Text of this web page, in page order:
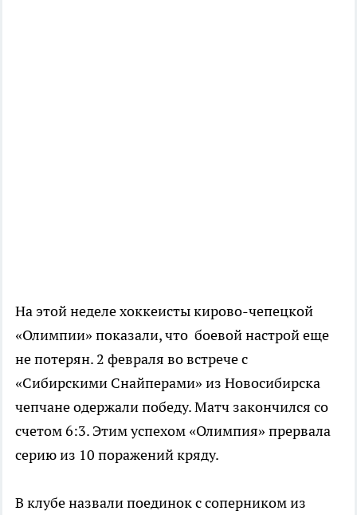
На этой неделе хоккеисты кирово-чепецкой
«Олимпии» показали, что боевой настрой еще
не потерян. 2 февраля во встрече с
«Сибирскими Снайперами» из Новосибирска
чепчане одержали победу. Матч закончился со
счетом 6:3. Этим успехом «Олимпия» прервала
серию из 10 поражений кряду.
В клубе назвали поединок с соперником из